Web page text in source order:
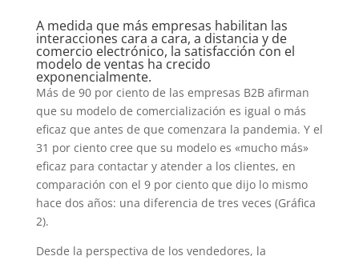
A medida que más empresas habilitan las
interacciones cara a cara, a distancia y de
comercio electrónico, la satisfacción con el
modelo de ventas ha crecido
exponencialmente.
Más de 90 por ciento de las empresas B2B afirman
que su modelo de comercialización es igual o más
eficaz que antes de que comenzara la pandemia. Y el
31 por ciento cree que su modelo es «mucho más»
eficaz para contactar y atender a los clientes, en
comparación con el 9 por ciento que dijo lo mismo
hace dos años: una diferencia de tres veces (Gráfica
2).
Desde la perspectiva de los vendedores, la